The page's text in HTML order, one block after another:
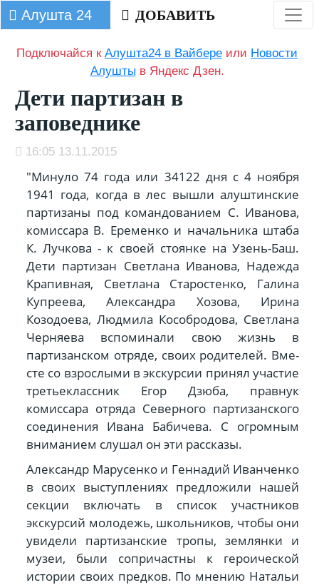
Алушта 24 ДОБАВИТЬ
Подключайся кАлушта24 в Вайбере или Новости
Алушты в Яндекс Дзен.
Дети партизан в
заповеднике
16:05 13.11.2015
"Минуло 74 года или 34122 дня с 4 ноября
1941 года, когда в лес вышли алуштинские
партизаны под командованием С. Иванова,
комиссара В. Еременко и началь­ника штаба
К. Лучкова - к сво­ей стоянке на Узень-Баш.
Де­ти партизан Светлана Иванова, Надежда
Крапивная, Светлана Старостенко, Галина
Купреева, Александра Хозова, Ирина
Козодоева, Людмила Кособродова, Светлана
Черняева вспоми­нали свою жизнь в
партизанском отряде, своих родителей. Вме­
сте со взрослыми в экскурсии принял участие
третьеклассник Егор Дзюба, правнук
комиссара отряда Северного партизанско­го
соединения Ивана Бабичева. С огромным
вниманием слушал он эти рассказы.
Александр Марусенко и Ген­надий Иванченко
в своих вы­ступлениях предложили на­шей
секции включать в список участников
экскурсий молодежь, школьников, чтобы они
увидели партизанские тропы, землянки и
музеи, были сопричастны к геро­ической
истории своих предков. По мнению Натальи